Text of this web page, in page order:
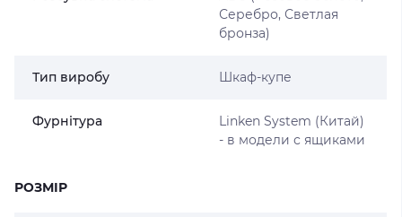
Серебро, Светлая
бронза)
Тип виробу Шкаф-купе
Фурнітура
Linken System (Китай)
- в модели с ящиками
РОЗМІР